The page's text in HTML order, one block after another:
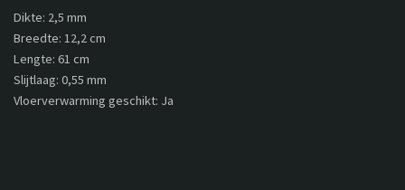
Dikte: 2,5 mm
Breedte: 12,2 cm
Lengte: 61 cm
Slijtlaag: 0,55 mm
Vloerverwarming geschikt: Ja